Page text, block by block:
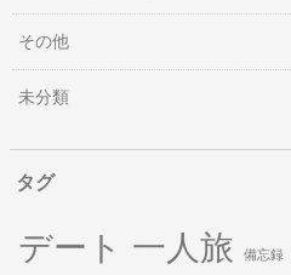
その他
未分類
タグ
デート 一人旅 備忘録